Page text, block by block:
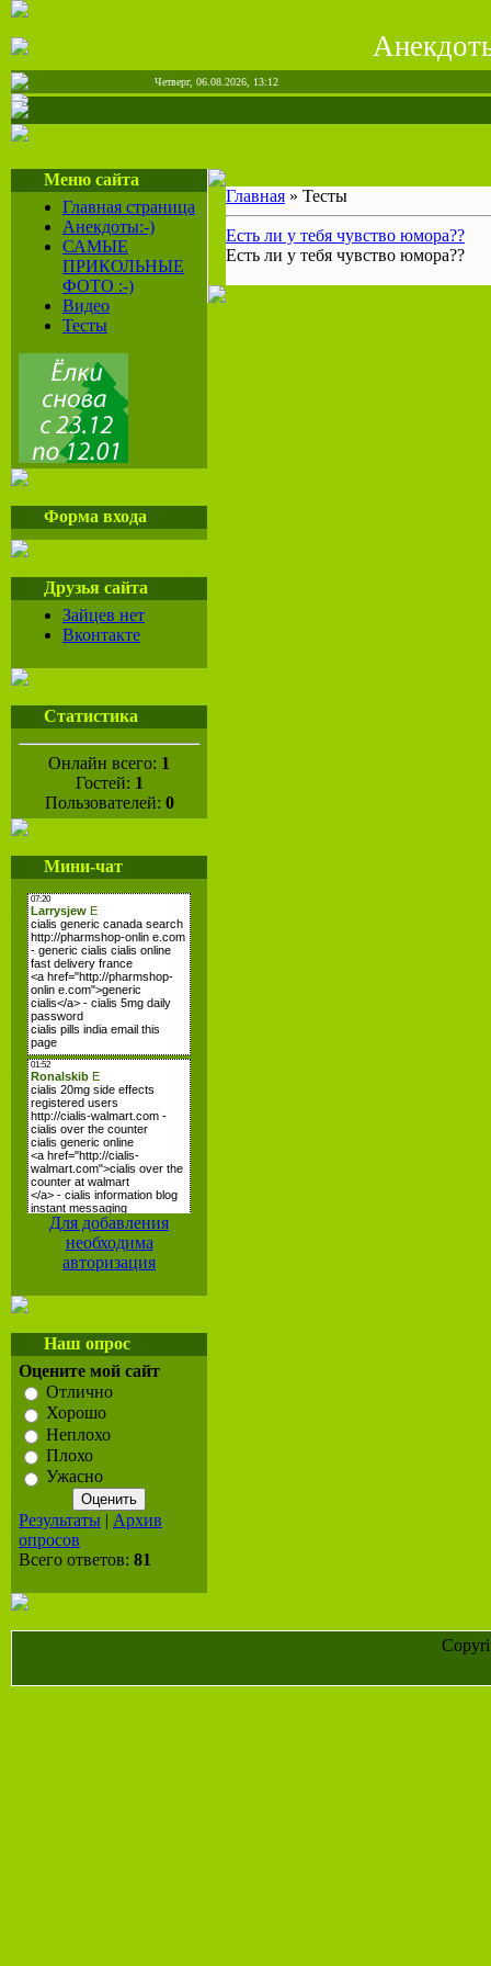
Четверг, 06.08.2026, 13:12
Меню сайта
Главная страница
Анекдоты:-)
САМЫЕ
ПРИКОЛЬНЫЕ
ФОТО :-)
Видео
Тесты
Форма входа
Друзья сайта
Зайцев нет
Вконтакте
Статистика
Онлайн всего: 1
Гостей: 1
Пользователей: 0
Мини-чат
Для добавления
необходима
авторизация
Наш опрос
Оцените мой сайт
Отлично
Хорошо
Неплохо
Плохо
Ужасно
Результаты | Архив
опросов
Всего ответов: 81
Главная » Тесты
Есть ли у тебя чувство юмора??
Есть ли у тебя чувство юмора??